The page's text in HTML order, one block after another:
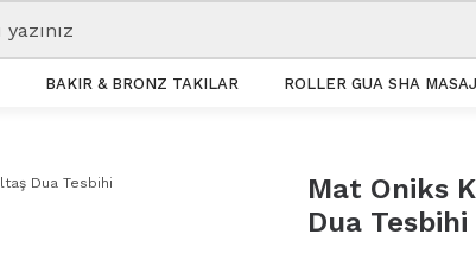
BAKIR & BRONZ TAKILAR ROLLER GUA SHA
Mat Oniks
Dua Tesbihi